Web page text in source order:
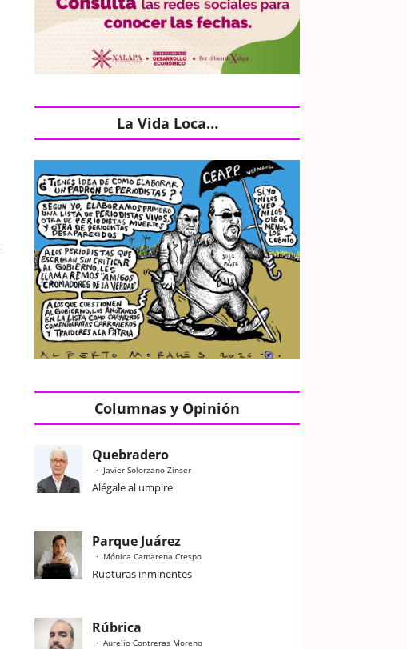
La Vida Loca…
Columnas y Opinión
Quebradero
Javier Solorzano Zinser
Alégale al umpire
Parque Juárez
Mónica Camarena Crespo
Rupturas inminentes
Rúbrica
Aurelio Contreras Moreno